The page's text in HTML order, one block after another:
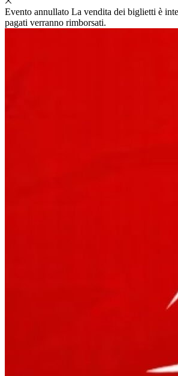
Evento annullato La vendita dei biglietti è
pagati verranno rimborsati.